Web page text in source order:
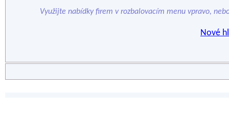
Využijte nabídky firem v rozbalovacím menu vpravo,
Nové